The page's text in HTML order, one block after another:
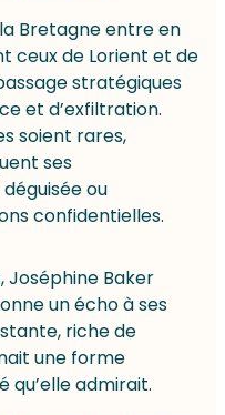
Bretagne entre en
ceux de Lorient et de
stratégiques
et d’exfiltration.
soient rares,
ses
ou
confidentielles.
Joséphine Baker
un écho à ses
riche de
une forme
qu’elle admirait.